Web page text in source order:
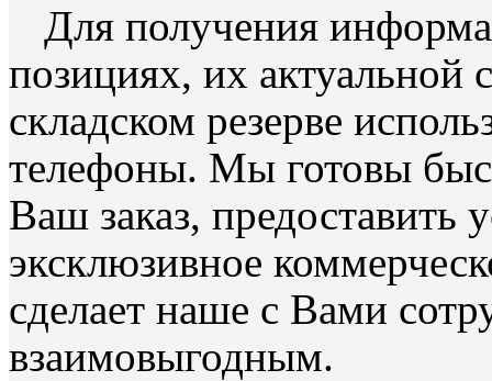
Для получения
позициях, их актуальной
складском резерве
телефоны. Мы готовы
Ваш заказ, предоставить
эксклюзивное
сделает наше с Вами
взаимовыгодным.